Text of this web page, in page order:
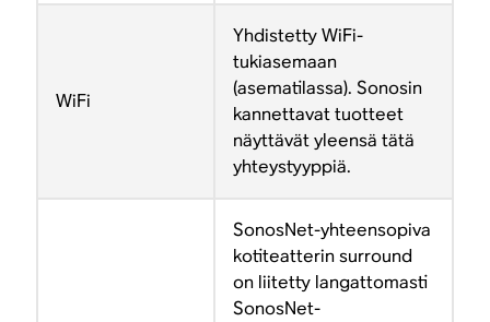
WiFi
Yhdistetty WiFi-
tukiasemaan
(asematilassa). Sonosin
kannettavat tuotteet
näyttävät yleensä tätä
yhteystyyppiä.
SonosNet-yhteensopiva
kotiteatterin surround
on liitetty langattomasti
SonosNet-